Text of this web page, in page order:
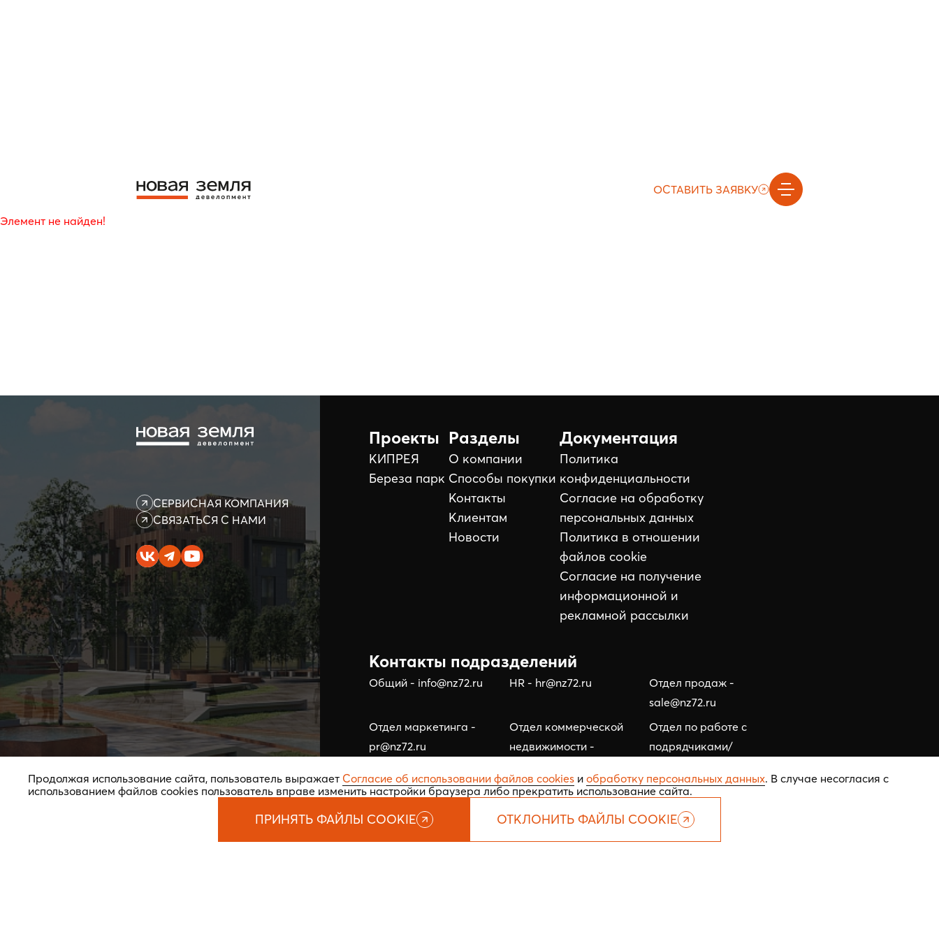
ОСТАВИТЬ ЗАЯВКУ
Элемент не найден!
СЕРВИСНАЯ КОМПАНИЯ
СВЯЗАТЬСЯ С НАМИ
Проекты
КИПРЕЯ
Береза парк
Разделы
О компании
Способы покупки
Контакты
Клиентам
Новости
Документация
Политика
конфиденциальности
Согласие на обработку
персональных данных
Политика в отношении
файлов cookie
Согласие на получение
информационной и
рекламной рассылки
Контакты подразделений
Общий - info@nz72.ru HR - hr@nz72.ru
Отдел продаж -
sale@nz72.ru
Отдел маркетинга -
pr@nz72.ru
Отдел коммерческой
недвижимости -
Отдел по работе с
подрядчиками/
tehzakaz@nz72.ru
Продолжая использование сайта, пользователь выражает Согласие об использовании файлов cookies и обработку персональных данных. В случае несогласия с
использованием файлов cookies пользователь вправе изменить настройки браузера либо прекратить использование сайта.
ПРИНЯТЬ ФАЙЛЫ COOKIE ОТКЛОНИТЬ ФАЙЛЫ COOKIE